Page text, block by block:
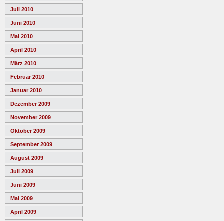
Juli 2010
Juni 2010
Mai 2010
April 2010
März 2010
Februar 2010
Januar 2010
Dezember 2009
November 2009
Oktober 2009
September 2009
August 2009
Juli 2009
Juni 2009
Mai 2009
April 2009